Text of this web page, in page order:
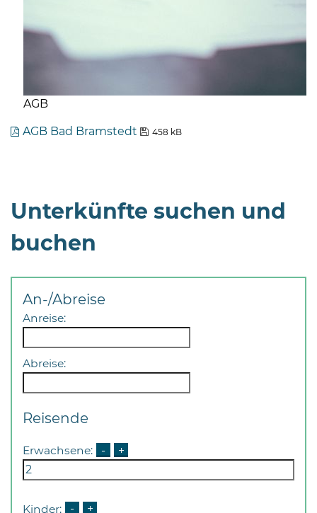
AGB
AGB Bad Bramstedt 458 kB
Unterkünfte suchen und
buchen
An-/Abreise
Anreise:
Abreise:
Reisende
Erwachsene: - +
Kinder: - +